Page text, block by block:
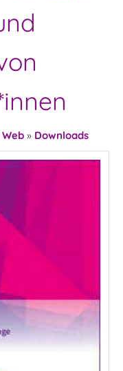
» Downloads